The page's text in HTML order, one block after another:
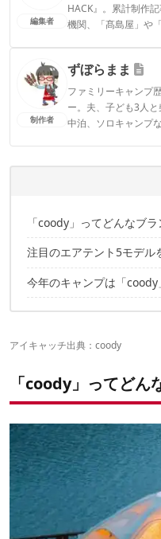
編集者
HACK』。累計制作
機関、「髙島屋」や
CAMP HACK編集
制作者
ずぼらまま
ファミリーキャンプ
ー。夫、子ども3人
中泊、ソロキャンプ
ずぼらままのプロ
「coody」ってどんなブラ
注目のエアテント5モデル
1｜coody エアテント8.0
5｜coody エアテント
今年のキャンプは「coody
アイキャッチ出典： coody
「coody」ってどん